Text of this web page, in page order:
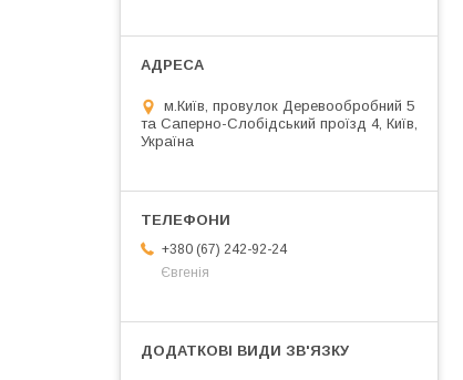
м.Київ, провулок Деревообробний 5
та Саперно-Слобідський проїзд 4, Київ,
Україна
+380 (67) 242-92-24
Євгенія